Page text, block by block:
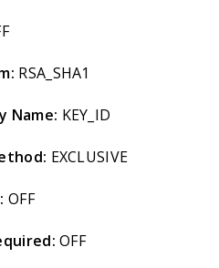
RSA_SHA1
Name: KEY_ID
EXCLUSIVE
OFF
OFF